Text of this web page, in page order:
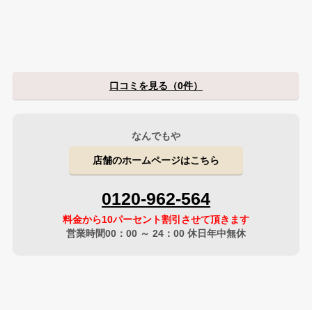
口コミを見る（0件）
なんでもや
店舗のホームページはこちら
0120-962-564
料金から10パーセント割引させて頂きます
営業時間00：00 ～ 24：00 休日年中無休